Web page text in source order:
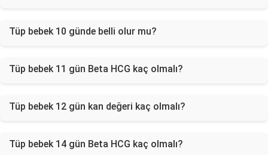
Tüp bebek 10 günde belli olur mu?
Tüp bebek 11 gün Beta HCG kaç olmalı?
Tüp bebek 12 gün kan değeri kaç olmalı?
Tüp bebek 14 gün Beta HCG kaç olmalı?